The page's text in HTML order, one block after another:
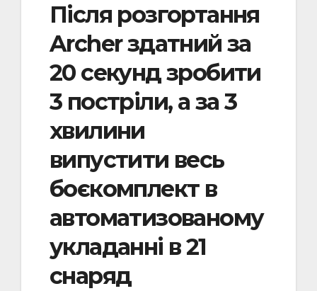
Після розгортання
Archer здатний за
20 секунд зробити
3 постріли, а за 3
хвилини
випустити весь
боєкомплект в
автоматизованому
укладанні в 21
снаряд